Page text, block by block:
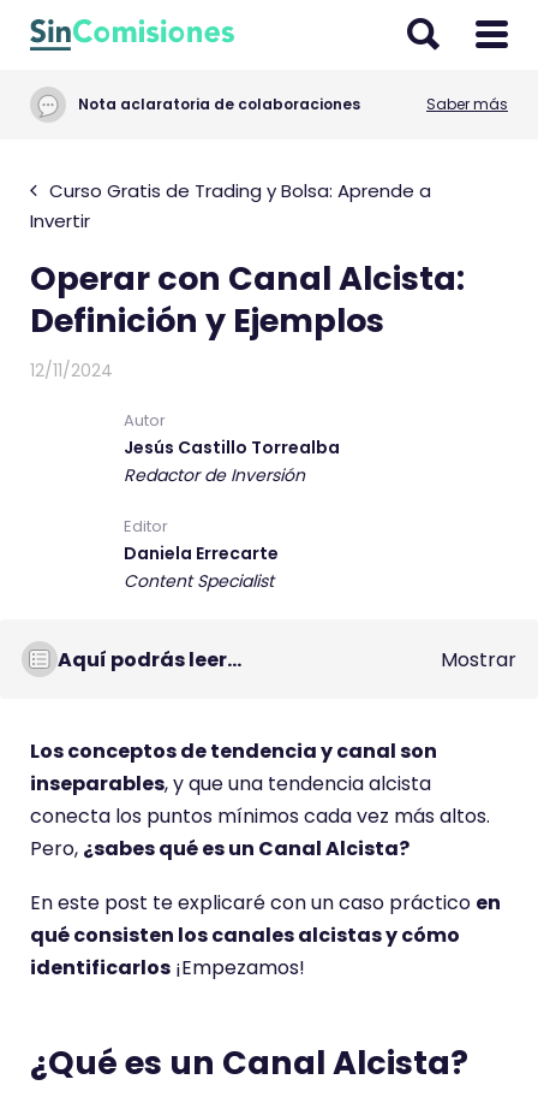
Nota aclaratoria de colaboraciones Saber más
Curso Gratis de Trading y Bolsa: Aprende a
Invertir
Operar con Canal Alcista:
Definición y Ejemplos
12/11/2024
Autor
Jesús Castillo Torrealba
Redactor de Inversión
Editor
Daniela Errecarte
Content Specialist
Aquí podrás leer... Mostrar
Los conceptos de tendencia y canal son
inseparables, y que una tendencia alcista
conecta los puntos mínimos cada vez más altos.
Pero, ¿sabes qué es un Canal Alcista?
En este post te explicaré con un caso práctico en
qué consisten los canales alcistas y cómo
identificarlos ¡Empezamos!
¿Qué es un Canal Alcista?